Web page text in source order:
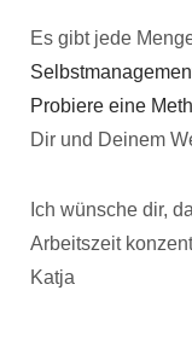
Es gibt jede
Probiere eine
Dir und Deinem
Ich wünsche dir,
Arbeitszeit
Katja